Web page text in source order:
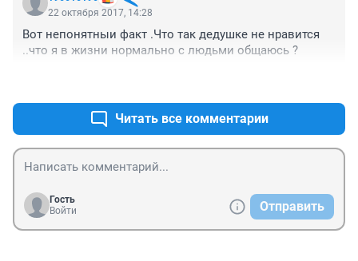
бывавшей в театре... "ощщение праздника
..оторванность от обыдености ..погружение в деиство
"... Тьфу.
22 октября 2017, 14:28
Вот непонятныи факт .Что так дедушке не нравится
..что я в жизни нормально с людьми общаюсь ?
Читать все комментарии
Гость
Войти
Отправить